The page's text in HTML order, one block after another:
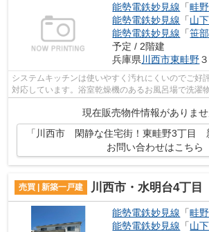
能勢電鉄妙見線 「畦野
能勢電鉄妙見線 「山下
能勢電鉄妙見線 「笹部
予定 / 2階建
兵庫県 川西市東畦野
システムキッチンは使いやすく汚れにくいのでご好
対応しています。浴室乾燥機のあるお風呂場で洗濯
現在販売物件情報がありませ
「川西市 閑静な住宅街！東畦野3丁目
お問い合わせはこちら
売買 | 新築一戸建 川西市・水明台4丁目
能勢電鉄妙見線 「畦野
能勢電鉄妙見線 「山下